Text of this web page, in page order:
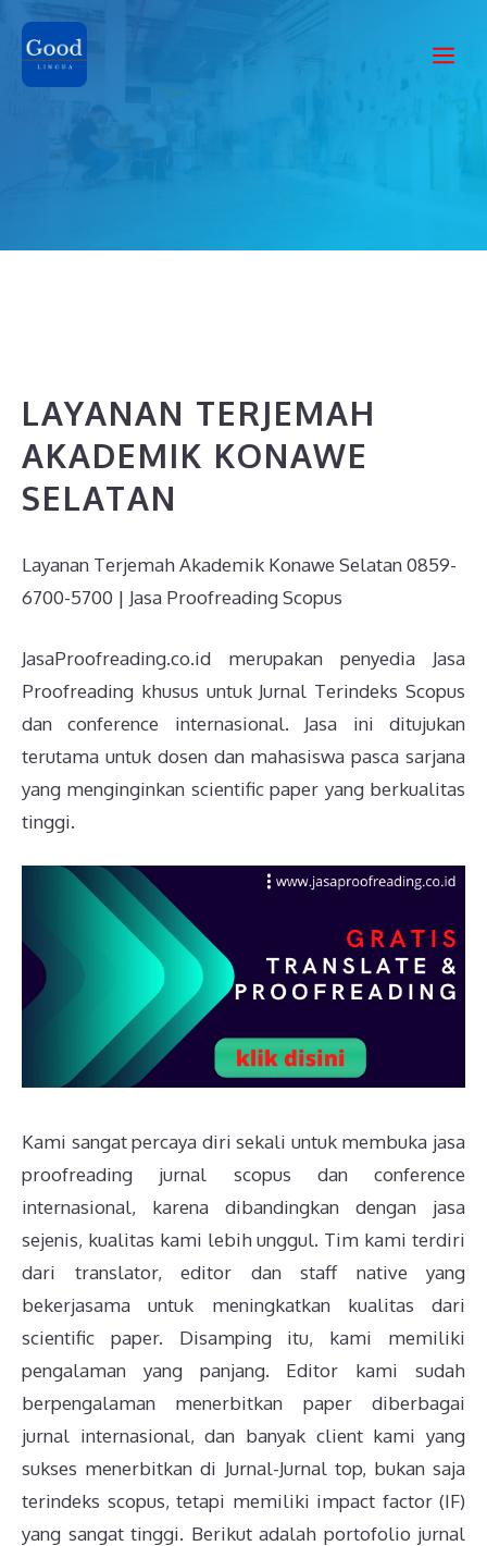
content
LAYANAN TERJEMAH
AKADEMIK KONAWE
SELATAN
Layanan Terjemah Akademik Konawe Selatan 0859-
6700-5700 | Jasa Proofreading Scopus
JasaProofreading.co.id merupakan penyedia Jasa
Proofreading khusus untuk Jurnal Terindeks Scopus
dan conference internasional. Jasa ini ditujukan
terutama untuk dosen dan mahasiswa pasca sarjana
yang menginginkan scientific paper yang berkualitas
tinggi.
Kami sangat percaya diri sekali untuk membuka jasa
proofreading jurnal scopus dan conference
internasional, karena dibandingkan dengan jasa
sejenis, kualitas kami lebih unggul. Tim kami terdiri
dari translator, editor dan staff native yang
bekerjasama untuk meningkatkan kualitas dari
scientific paper. Disamping itu, kami memiliki
pengalaman yang panjang. Editor kami sudah
berpengalaman menerbitkan paper diberbagai
jurnal internasional, dan banyak client kami yang
sukses menerbitkan di Jurnal-Jurnal top, bukan saja
terindeks scopus, tetapi memiliki impact factor (IF)
yang sangat tinggi. Berikut adalah portofolio jurnal